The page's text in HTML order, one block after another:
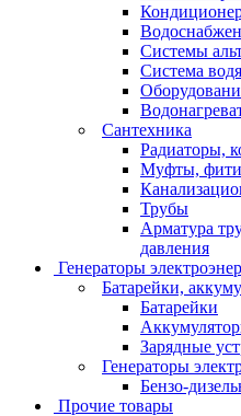
Системы
Система
Сантехника
Радиаторы,
Муфты,
Трубы
Арматура
давления
Генераторы
Батарейки,
Батарейки
Зарядные
Генераторы
Бензо-
Прочие товары